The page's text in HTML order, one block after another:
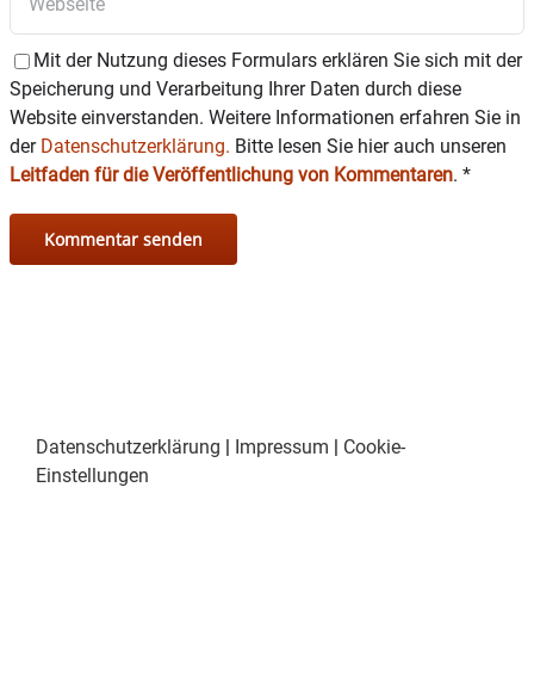
Mit der Nutzung dieses Formulars erklären Sie sich mit der
Speicherung und Verarbeitung Ihrer Daten durch diese
Website einverstanden. Weitere Informationen erfahren Sie in
der Datenschutzerklärung. Bitte lesen Sie hier auch unseren
Leitfaden für die Veröffentlichung von Kommentaren. *
Datenschutzerklärung | Impressum | Cookie-
Einstellungen